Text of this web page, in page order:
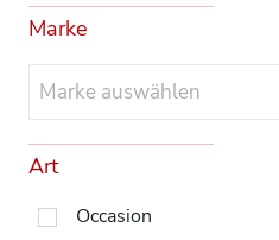
Marke
Marke auswählen
Art
Occasion